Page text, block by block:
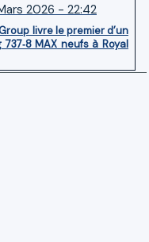
2026 - 22:42
livre le premier d’un
MAX neufs à Royal